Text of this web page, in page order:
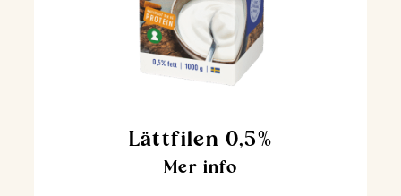
Lättfilen 0,5%
Mer info